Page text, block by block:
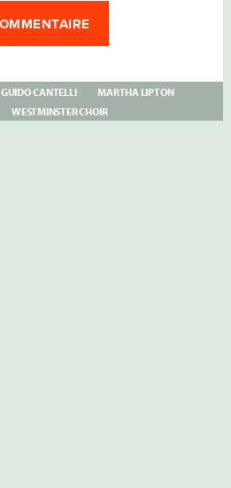
GUIDO CANTELLI
MARTHA LIPTON
WESTMINSTER CHOIR